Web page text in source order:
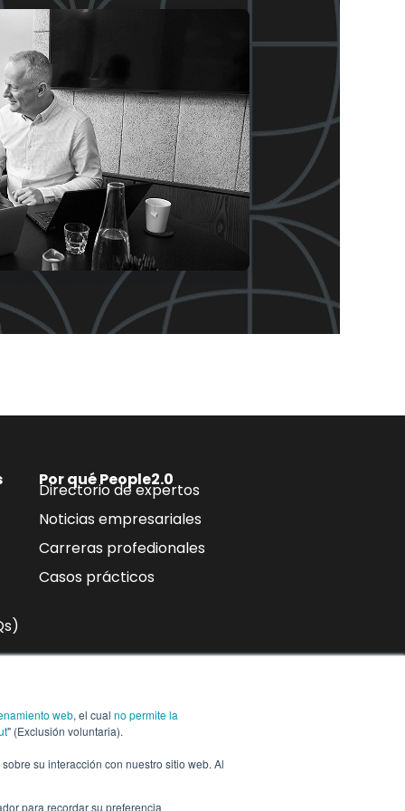
web, el cual no permite la
" (Exclusión voluntaria).
su interacción con nuestro sitio web. Al
para recordar su preferencia
Por qué People2.0
Directorio de expertos
Noticias empresariales
Carreras profedionales
Casos prácticos
Suscríbase a